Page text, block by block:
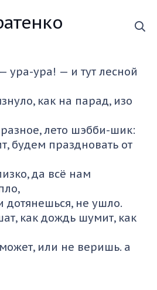
ура-ура! — и тут лесной
как на парад, изо
разное, лето шэбби-шик:
будем праздновать от
да всё нам
дотянешься, не ушло.
как дождь шумит, как
или не веришь. а